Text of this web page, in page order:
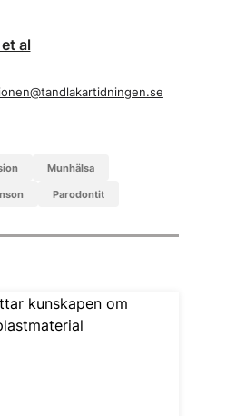
al
munhälsa
parodontit